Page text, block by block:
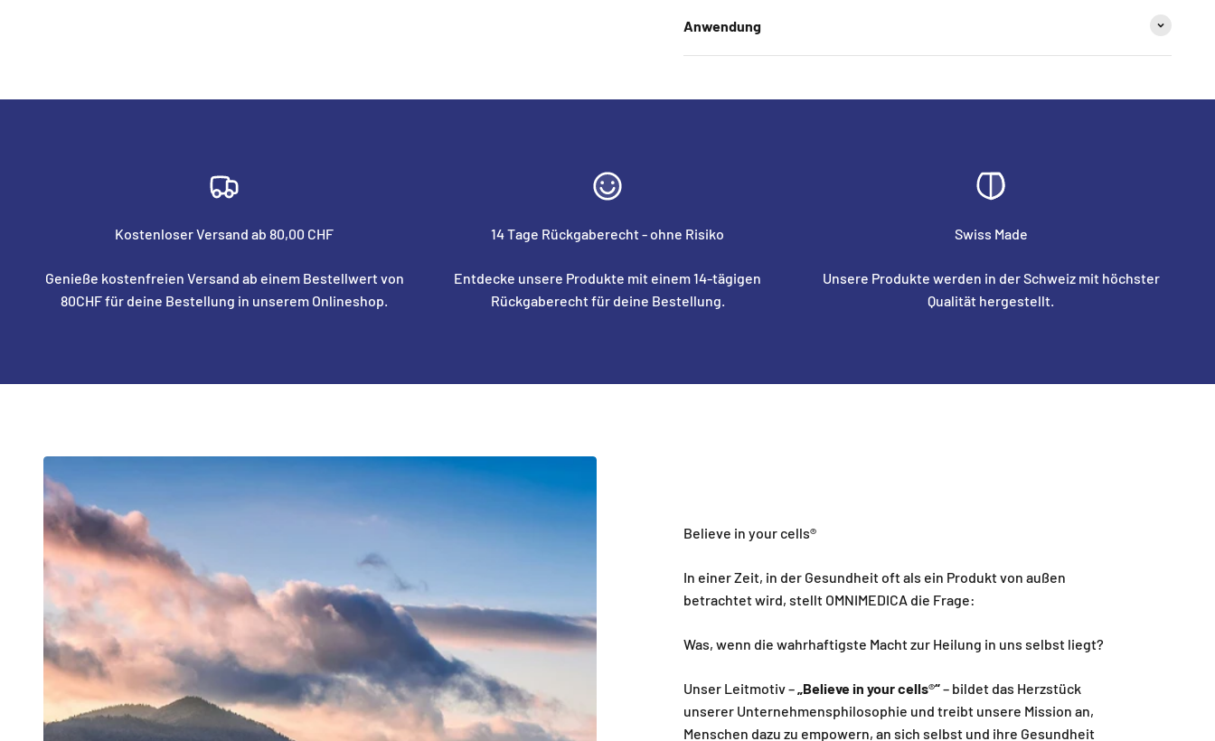
Anwendung
Kostenloser Versand ab 80,00 CHF
Genieße kostenfreien Versand ab einem Bestellwert von
80CHF für deine Bestellung in unserem Onlineshop.
14 Tage Rückgaberecht - ohne Risiko
Entdecke unsere Produkte mit einem 14-tägigen
Rückgaberecht für deine Bestellung.
Swiss Made
Unsere Produkte werden in der Schweiz mit höchster
Qualität hergestellt.
Believe in your cells®
In einer Zeit, in der Gesundheit oft als ein Produkt von außen
betrachtet wird, stellt OMNIMEDICA die Frage:
Was, wenn die wahrhaftigste Macht zur Heilung in uns selbst liegt?
Unser Leitmotiv –„Believe in your cells®“– bildet das Herzstück
unserer Unternehmensphilosophie und treibt unsere Mission an,
Menschen dazu zu empowern, an sich selbst und ihre Gesundheit